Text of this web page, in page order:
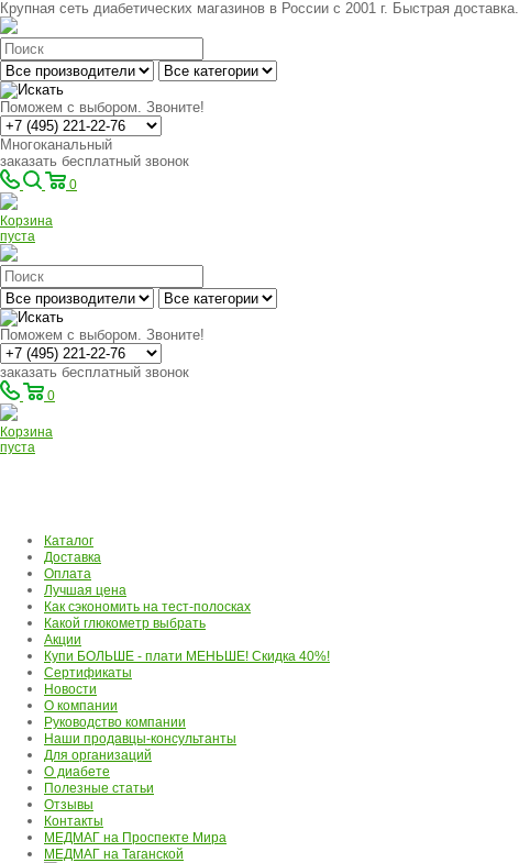
Крупная сеть диабетических магазинов в России с 2001 г. Быстрая доставка.
Поможем с выбором. Звоните!
Многоканальный
заказать бесплатный звонок
0
Корзина
пуста
Поможем с выбором. Звоните!
заказать бесплатный звонок
0
Корзина
пуста
Каталог
Доставка
Оплата
Лучшая цена
Как сэкономить на тест-полосках
Какой глюкометр выбрать
Акции
Купи БОЛЬШЕ - плати МЕНЬШЕ! Скидка 40%!
Сертификаты
Новости
О компании
Руководство компании
Наши продавцы-консультанты
Для организаций
О диабете
Полезные статьи
Отзывы
Контакты
МЕДМАГ на Проспекте Мира
МЕДМАГ на Таганской